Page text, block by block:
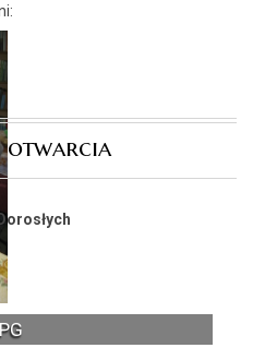
otwarcia